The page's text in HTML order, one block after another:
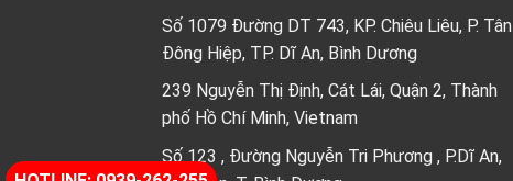
Số 1079 Đường DT 743, KP. Chiêu Liêu, P. Tân
Đông Hiệp, TP. Dĩ An, Bình Dương
239 Nguyễn Thị Định, Cát Lái, Quận 2, Thành
phố Hồ Chí Minh, Vietnam
Số 123 , Đường Nguyễn Tri Phương , P.Dĩ An,